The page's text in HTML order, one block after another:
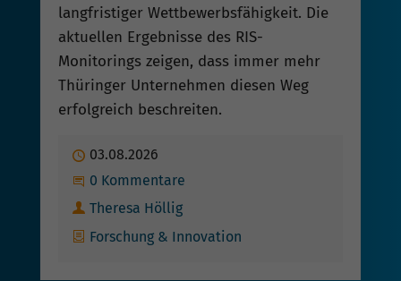
langfristiger Wettbewerbsfähigkeit. Die
aktuellen Ergebnisse des RIS-
Monitorings zeigen, dass immer mehr
Thüringer Unternehmen diesen Weg
erfolgreich beschreiten.
Publiziert
03.08.2026
Beginne eine Unterhaltung
0 Kommentare
Autor
Theresa Höllig
Kategorien
Forschung & Innovation